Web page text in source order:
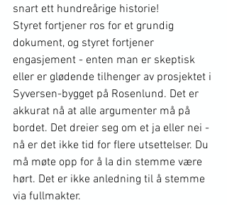
snart ett hundreårige historie!
Styret fortjener ros for et grundig
dokument, og styret fortjener
engasjement - enten man er skeptisk
eller er glødende tilhenger av prosjektet i
Syversen-bygget på Rosenlund. Det er
akkurat nå at alle argumenter må på
bordet. Det dreier seg om et ja eller nei -
nå er det ikke tid for flere utsettelser. Du
må møte opp for å la din stemme være
hørt. Det er ikke anledning til å stemme
via fullmakter.